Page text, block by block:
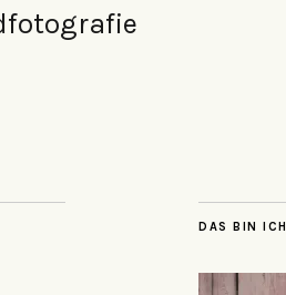
DAS BIN ICH